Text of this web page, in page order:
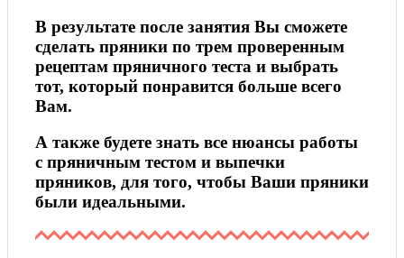
В результате после занятия Вы сможете
сделать пряники по трем проверенным
рецептам пряничного теста и выбрать
тот, который понравится больше всего
Вам.
А также будете знать все нюансы работы
с пряничным тестом и выпечки
пряников, для того, чтобы Ваши пряники
были идеальными.